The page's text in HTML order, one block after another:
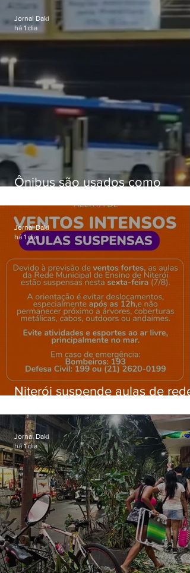
Ônibus são usados como
Gardênia Azul
Jornal Daki
há 1 dia
Niterói suspende aulas de rede
ventos fortes nesta sexta (7)
Jornal Daki
há 1 dia
Jornal Daki
há 1 dia